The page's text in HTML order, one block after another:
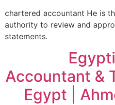
chartered accountant He is
authority to review and
statements.
Accountant &
Egypt |